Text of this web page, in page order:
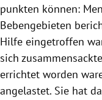
punkten können:
Bebengebieten
Hilfe eingetroffen
sich
errichtet worden
angelastet. Sie hat